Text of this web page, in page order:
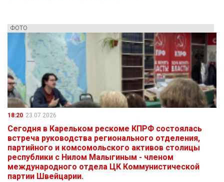
ФОТО
18:20 23.07.2026
Сегодня в Карельком рескоме КПРФ состоялась
встреча руководства регионального отделения,
партийного и комсомольского активов столицы
республики с Нилом Малыгиным - членом
международного отдела ЦК Коммунистической
партии Швейцарии.